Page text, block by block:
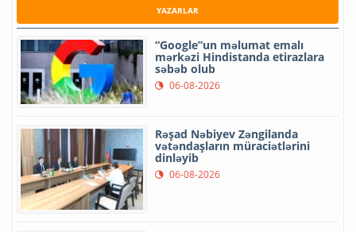
YAZARLAR
“Google”un məlumat emalı
mərkəzi Hindistanda etirazlara
səbəb olub
06-08-2026
Rəşad Nəbiyev Zəngilanda
vətəndaşların müraciətlərini
dinləyib
06-08-2026